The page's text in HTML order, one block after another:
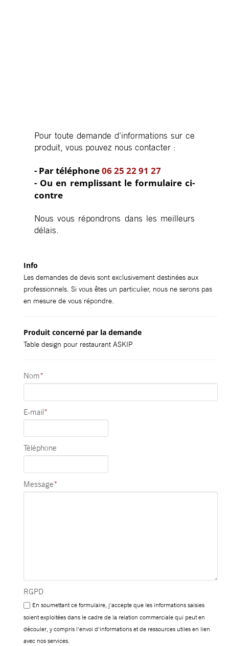
Pour toute demande d’informations sur ce
produit, vous pouvez nous contacter :
- Par téléphone06 25 22 91 27
- Ou en remplissant le formulaire ci-
contre
Nous vous répondrons dans les meilleurs
délais.
Info
Les demandes de devis sont exclusivement destinées aux
professionnels. Si vous êtes un particulier, nous ne serons pas
en mesure de vous répondre.
Produit concerné par la demande
Table design pour restaurant ASKIP
Nom*
E-mail*
Téléphone
Message*
RGPD
En soumettant ce formulaire, j'accepte que les informations saisies
soient exploitées dans le cadre de la relation commerciale qui peut en
découler, y compris l'envoi d'informations et de ressources utiles en lien
avec nos services.